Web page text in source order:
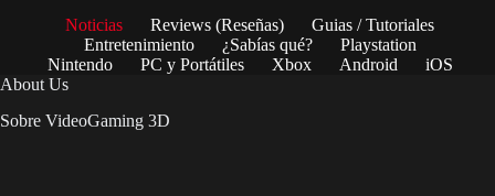
Noticias Reviews (Reseñas)
Guias / Tutoriales
Entretenimiento
¿Sabías qué?
Playstation
Nintendo
PC y Portátiles Xbox Android
iOS
About Us
Sobre VideoGaming 3D